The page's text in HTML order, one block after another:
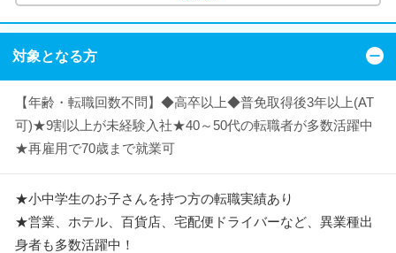
対象となる方
【年齢・転職回数不問】◆高卒以上◆普免取得後3年以上(AT
可)★9割以上が未経験入社★40～50代の転職者が多数活躍中
★再雇用で70歳まで就業可
★小中学生のお子さんを持つ方の転職実績あり
★営業、ホテル、百貨店、宅配便ドライバーなど、異業種出
身者も多数活躍中！